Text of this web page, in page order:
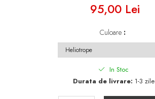
95,00 Lei
Culoare :
In Stoc
Durata de livrare: 1-3 zile